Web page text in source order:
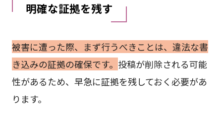
明確な証拠を残す
被害に遭った際、まず行うべきことは、違法な書
き込みの証拠の確保です。 投稿が削除される可能
性があるため、早急に証拠を残しておく必要があ
ります。